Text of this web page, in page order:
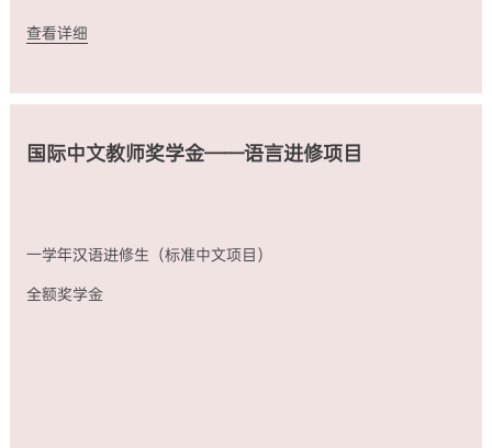
查看详细
国际中文教师奖学金——语言进修项目
一学年汉语进修生（标准中文项目）
全额奖学金